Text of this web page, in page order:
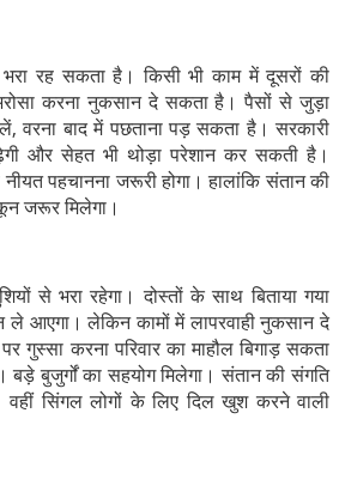
रह सकता है। किसी भी काम में दूसरों की
करना नुकसान दे सकता है। पैसों से जुड़ा
बाद में पछताना पड़ सकता है। सरकारी
और सेहत भी थोड़ा परेशान कर सकती है।
पहचानना जरूरी होगा। हालांकि संतान की
जरूर मिलेगा।
से भरा रहेगा। दोस्तों के साथ बिताया गया
आएगा। लेकिन कामों में लापरवाही नुकसान दे
गुस्सा करना परिवार का माहौल बिगाड़ सकता
बुजुर्गों का सहयोग मिलेगा। संतान की संगति
वहीं सिंगल लोगों के लिए दिल खुश करने वाली